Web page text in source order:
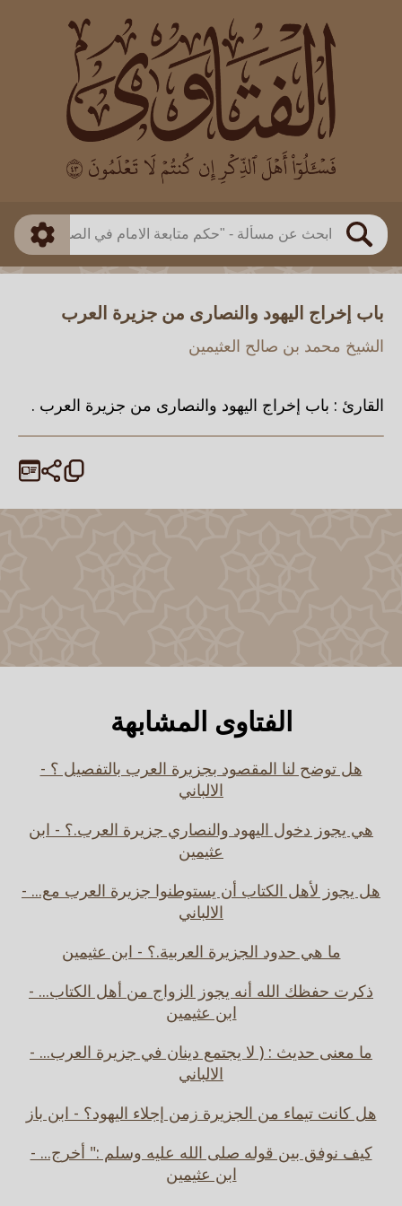
بحث
العالم
بن باز
بن العثيمين
اللجنة الدائمة
طريقة البحث
ذكي
باب إخراج اليهود والنصارى من جزيرة العرب
الشيخ محمد بن صالح العثيمين
القارئ : باب إخراج اليهود والنصارى من جزيرة العرب .
الفتاوى المشابهة
هل توضح لنا المقصود بجزيرة العرب بالتفصيل ؟ -
الالباني
هي يجوز دخول اليهود والنصاري جزيرة العرب.؟ - ابن
عثيمين
هل يجوز لأهل الكتاب أن يستوطنوا جزيرة العرب مع... -
الالباني
ما هي حدود الجزيرة العربية.؟ - ابن عثيمين
ذكرت حفظك الله أنه يجوز الزواج من أهل الكتاب... -
ابن عثيمين
ما معنى حديث : ( لا يجتمع دينان في جزيرة العرب... -
الالباني
هل كانت تيماء من الجزيرة زمن إجلاء اليهود؟ - ابن باز
كيف نوفق بين قوله صلى الله عليه وسلم :" أخرج... -
ابن عثيمين